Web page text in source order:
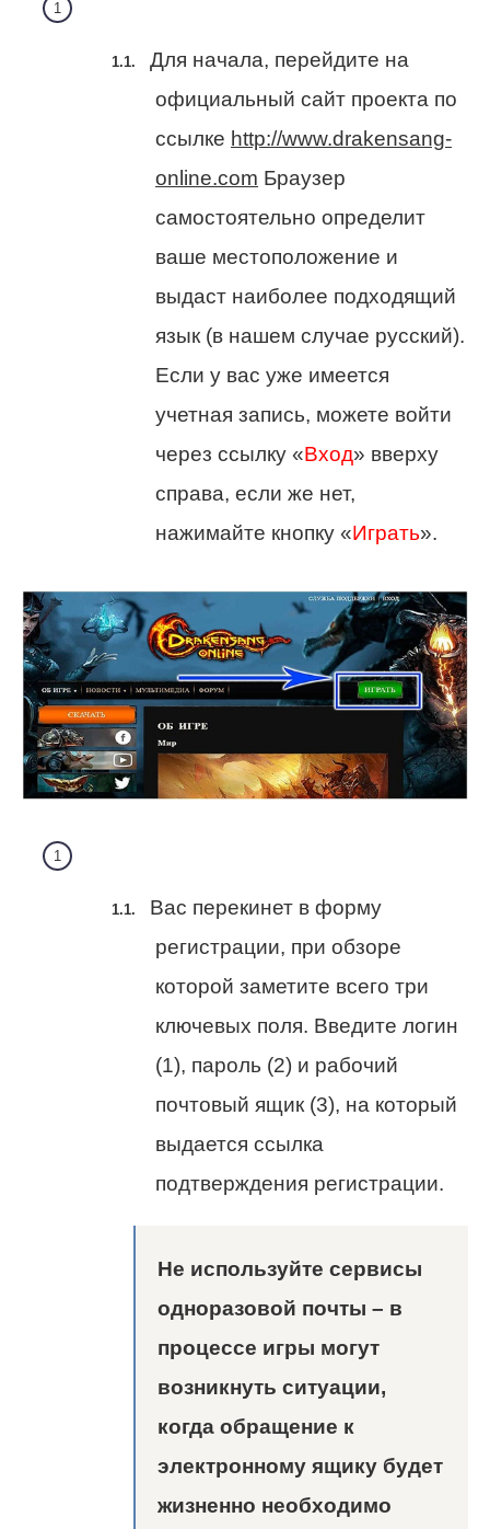
Для начала, перейдите на
официальный сайт проекта по
ссылке http://www.drakensang-
online.com Браузер
самостоятельно определит
ваше местоположение и
выдаст наиболее подходящий
язык (в нашем случае русский).
Если у вас уже имеется
учетная запись, можете войти
через ссылку «Вход» вверху
справа, если же нет,
нажимайте кнопку «Играть».
Вас перекинет в форму
регистрации, при обзоре
которой заметите всего три
ключевых поля. Введите логин
(1), пароль (2) и рабочий
почтовый ящик (3), на который
выдается ссылка
подтверждения регистрации.
Не используйте сервисы
одноразовой почты – в
процессе игры могут
возникнуть ситуации,
когда обращение к
электронному ящику будет
жизненно необходимо